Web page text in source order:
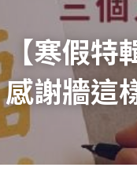
【寒假特
感謝牆這